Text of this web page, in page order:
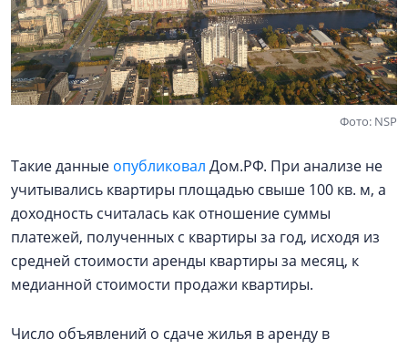
Фото: NSP
Такие данные опубликовал Дом.РФ. При анализе не
учитывались квартиры площадью свыше 100 кв. м, а
доходность считалась как отношение суммы
платежей, полученных с квартиры за год, исходя из
средней стоимости аренды квартиры за месяц, к
медианной стоимости продажи квартиры.
Число объявлений о сдаче жилья в аренду в